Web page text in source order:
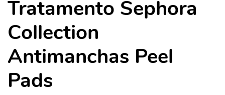
Tratamento Sephora
Collection
Antimanchas Peel
Pads